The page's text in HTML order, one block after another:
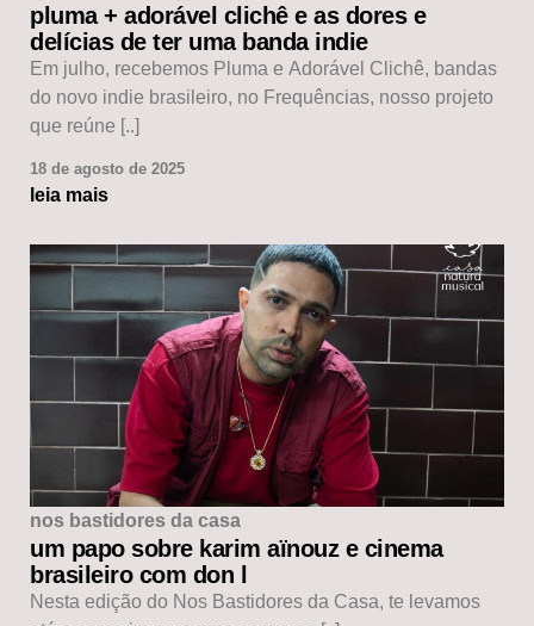
pluma + adorável clichê e as dores e
delícias de ter uma banda indie
Em julho, recebemos Pluma e Adorável Clichê, bandas
do novo indie brasileiro, no Frequências, nosso projeto
que reúne [..]
18 de agosto de 2025
leia mais
nos bastidores da casa
um papo sobre karim aïnouz e cinema
brasileiro com don l
Nesta edição do Nos Bastidores da Casa, te levamos